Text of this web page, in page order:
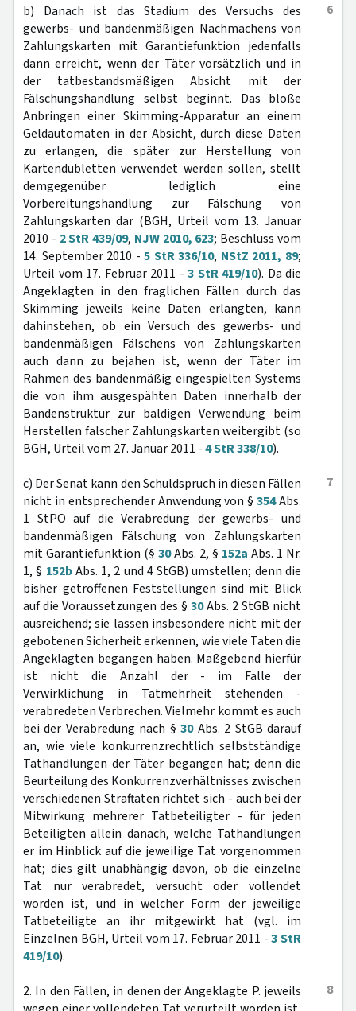
6
b) Danach ist das Stadium des Versuchs des
gewerbs- und bandenmäßigen Nachmachens von
Zahlungskarten mit Garantiefunktion jedenfalls
dann erreicht, wenn der Täter vorsätzlich und in
der tatbestandsmäßigen Absicht mit der
Fälschungshandlung selbst beginnt. Das bloße
Anbringen einer Skimming-Apparatur an einem
Geldautomaten in der Absicht, durch diese Daten
zu erlangen, die später zur Herstellung von
Kartendubletten verwendet werden sollen, stellt
demgegenüber lediglich eine
Vorbereitungshandlung zur Fälschung von
Zahlungskarten dar (BGH, Urteil vom 13. Januar
2010 - 2 StR 439/09, NJW 2010, 623; Beschluss vom
14. September 2010 -5 StR 336/10, NStZ 2011, 89;
Urteil vom 17. Februar 2011 - 3 StR 419/10). Da die
Angeklagten in den fraglichen Fällen durch das
Skimming jeweils keine Daten erlangten, kann
dahinstehen, ob ein Versuch des gewerbs- und
bandenmäßigen Fälschens von Zahlungskarten
auch dann zu bejahen ist, wenn der Täter im
Rahmen des bandenmäßig eingespielten Systems
die von ihm ausgespähten Daten innerhalb der
Bandenstruktur zur baldigen Verwendung beim
Herstellen falscher Zahlungskarten weitergibt (so
BGH, Urteil vom 27. Januar 2011 -4 StR 338/10).
7
c) Der Senat kann den Schuldspruch in diesen Fällen
nicht in entsprechender Anwendung von §354Abs.
1 StPO auf die Verabredung der gewerbs- und
bandenmäßigen Fälschung von Zahlungskarten
mit Garantiefunktion (§ 30Abs. 2, § 152a Abs. 1 Nr.
1, § 152bAbs. 1, 2 und 4 StGB) umstellen; denn die
bisher getroffenen Feststellungen sind mit Blick
auf die Voraussetzungen des § 30Abs. 2 StGB nicht
ausreichend; sie lassen insbesondere nicht mit der
gebotenen Sicherheit erkennen, wie viele Taten die
Angeklagten begangen haben. Maßgebend hierfür
ist nicht die Anzahl der - im Falle der
Verwirklichung in Tatmehrheit stehenden -
verabredeten Verbrechen. Vielmehr kommt es auch
bei der Verabredung nach §30Abs. 2 StGB darauf
an, wie viele konkurrenzrechtlich selbstständige
Tathandlungen der Täter begangen hat; denn die
Beurteilung des Konkurrenzverhältnisses zwischen
verschiedenen Straftaten richtet sich - auch bei der
Mitwirkung mehrerer Tatbeteiligter - für jeden
Beteiligten allein danach, welche Tathandlungen
er im Hinblick auf die jeweilige Tat vorgenommen
hat; dies gilt unabhängig davon, ob die einzelne
Tat nur verabredet, versucht oder vollendet
worden ist, und in welcher Form der jeweilige
Tatbeteiligte an ihr mitgewirkt hat (vgl. im
Einzelnen BGH, Urteil vom 17. Februar 2011 -3 StR
419/10).
8
2. In den Fällen, in denen der Angeklagte P. jeweils